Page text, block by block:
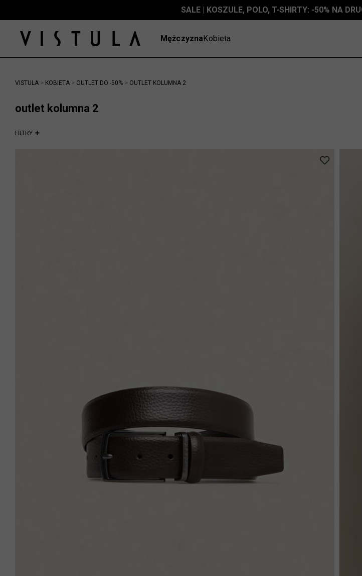
SALE | KOSZULE, POLO, T-SHIRTY: -50% NA
MężczyznaKobieta
VISTULA > KOBIETA > OUTLET DO -50% > OUTLET KOLUMNA 2
outlet kolumna 2
FILTRY